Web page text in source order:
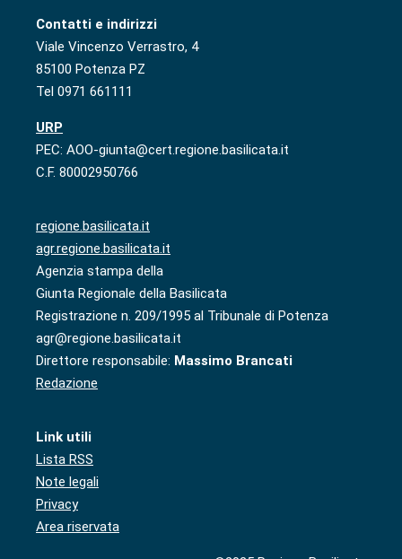
Contatti e indirizzi
Viale Vincenzo Verrastro, 4
85100 Potenza PZ
Tel 0971 661111
URP
PEC: AOO-giunta@cert.regione.basilicata.it
C.F. 80002950766
regione.basilicata.it
agr.regione.basilicata.it
Agenzia stampa della
Giunta Regionale della Basilicata
Registrazione n. 209/1995 al Tribunale di Potenza
agr@regione.basilicata.it
Direttore responsabile: Massimo Brancati
Redazione
Link utili
Lista RSS
Note legali
Privacy
Area riservata